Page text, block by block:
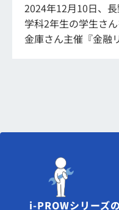
2024年12月10日、
学科2年生の学生さ
金庫さん主催『金融
i-PROWシリーズ